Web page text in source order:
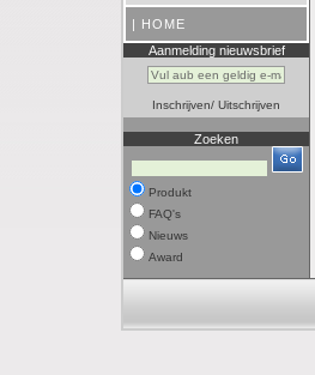
| HOME
Aanmelding nieuwsbrief
Inschrijven/ Uitschrijven
Zoeken
Produkt
FAQ's
Nieuws
Award